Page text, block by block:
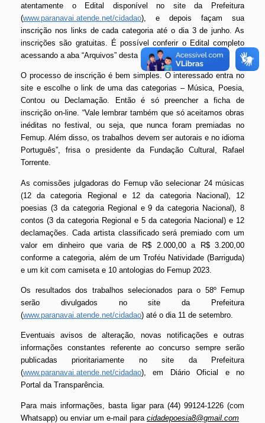
atentamente o Edital disponível no site da Prefeitura
(www.paranavai.atende.net/cidadao), e depois façam sua
inscrição nos links de cada categoria até o dia 3 de junho. As
inscrições são gratuitas. É possível conferir o Edital completo
acessando a aba “Arquivos” desta matéria.
O processo de inscrição é bem simples. O interessado entra no
site e escolhe o link de uma das categorias – Música, Poesia,
Contou ou Declamação. Então é só preencher a ficha de
inscrição on-line. “Vale lembrar também que só aceitamos obras
inéditas no festival, ou seja, que nunca foram premiadas no
Femup. Além disso, os trabalhos devem ser autorais e no idioma
Português”, frisa o presidente da Fundação Cultural, Rafael
Torrente.
As comissões julgadoras do Femup vão selecionar 24 músicas
(12 da categoria Regional e 12 da categoria Nacional), 12
poesias (3 da categoria Regional e 9 da categoria Nacional), 8
contos (3 da categoria Regional e 5 da categoria Nacional) e 12
declamações. Cada artista classificado será premiado com um
valor em dinheiro que varia de R$ 2.000,00 a R$ 3.200,00
conforme a categoria, além de um Troféu Natividade (Barriguda)
e um kit com camiseta e 10 antologias do Femup 2023.
Os resultados dos trabalhos selecionados para o 58º Femup
serão divulgados no site da Prefeitura
(www.paranavai.atende.net/cidadao) até o dia 11 de setembro.
Eventuais avisos de alteração, novas notificações e outras
informações constantes referente ao concurso sempre serão
publicadas prioritariamente no site da Prefeitura
(www.paranavai.atende.net/cidadao), em Diário Oficial e no
Portal da Transparência.
Para mais informações, basta ligar para (44) 99124-1226 (com
Whatsapp) ou enviar um e-mail para cidadepoesia8@gmail.com